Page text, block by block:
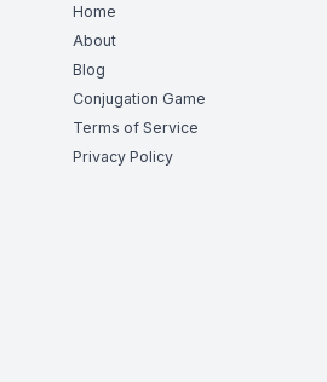
Home
About
Blog
Conjugation Game
Terms of Service
Privacy Policy